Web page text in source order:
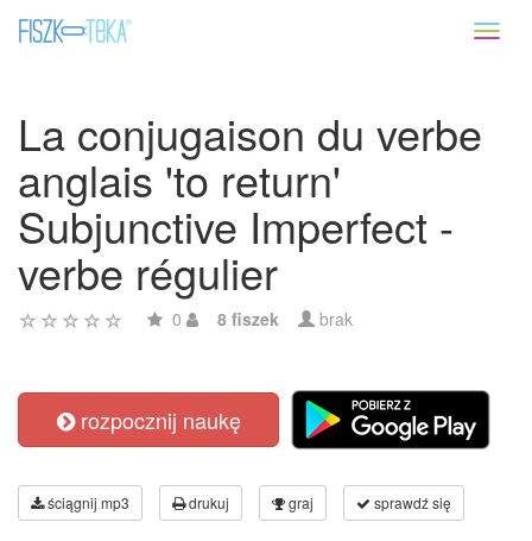
La conjugaison du verbe
anglais 'to return'
Subjunctive Imperfect -
verbe régulier
0 8 fiszek brak
rozpocznij naukę
ściągnij mp3 drukuj graj sprawdź się